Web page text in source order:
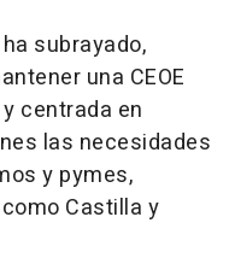
subrayado,
una CEOE
centrada en
las necesidades
y pymes,
Castilla y